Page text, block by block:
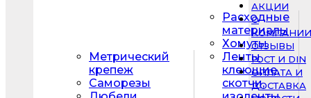
Метрический
крепеж
Саморезы
Расходные
материалы
Хомуты
Ленты
клеющие,
скотчи,
АКЦИИ
О
КОМПАНИИ
ОТЗЫВЫ
ГОСТ И DIN
ОПЛАТА И
ДОСТАВКА